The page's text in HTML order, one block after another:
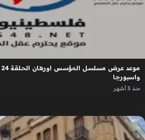
واسبورجا
منذ 3 أشهر